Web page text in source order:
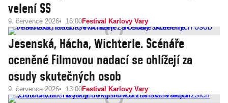
velení SS
9. července 2026 16:00Festival Karlovy Vary
Jesenská, Hácha, Wichterle. Scénáře
oceněné Filmovou nadací se ohlížejí za
osudy skutečných osob
9. července 2026 13:00Festival Karlovy Vary